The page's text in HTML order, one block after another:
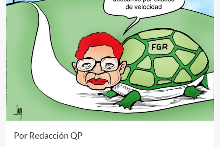
Por Redacción QP